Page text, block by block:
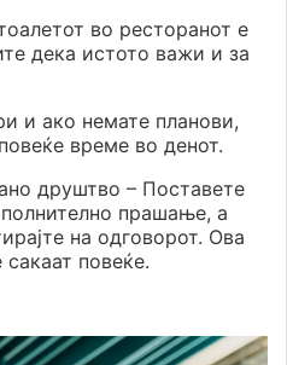
во ресторанот е
дека истото важи и за
и ако немате планови,
време во денот.
друштво – Поставете
прашање, а
на одговорот. Ова
повеќе.